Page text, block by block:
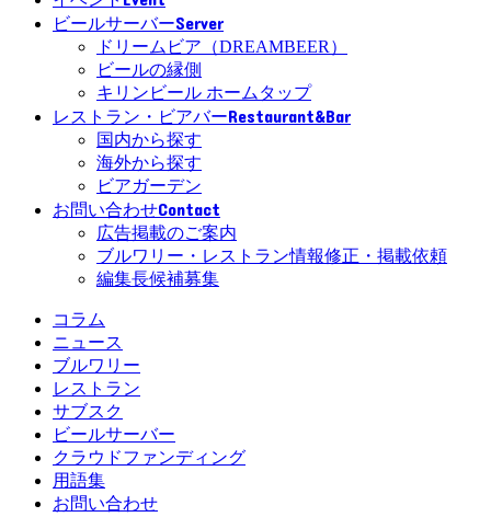
ビールサーバーServer
ドリームビア（DREAMBEER）
ビールの縁側
キリンビール ホームタップ
レストラン・ビアバーRestaurant&Bar
国内から探す
海外から探す
ビアガーデン
お問い合わせContact
広告掲載のご案内
ブルワリー・レストラン情報修正・掲載依頼
編集長候補募集
コラム
ニュース
ブルワリー
レストラン
サブスク
ビールサーバー
クラウドファンディング
用語集
お問い合わせ